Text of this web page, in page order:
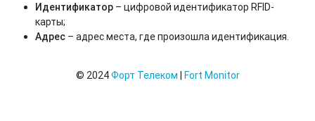
Отчет по групповой обработке полей
Отчёт по водителям
Идентификатор – цифровой идентификатор RFID-
карты;
Адрес – адрес места, где произошла идентификация.
© 2024Форт Телеком | Fort Monitor